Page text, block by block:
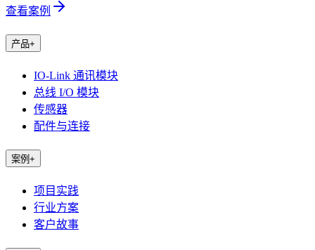
查看案例
产品+
IO-Link 通讯模块
总线 I/O 模块
传感器
配件与连接
案例 +
项目实践
行业方案
客户故事